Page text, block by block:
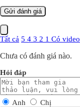
Tất cả 5 4 3 2 1 Có video
Chưa có đánh giá nào.
Hỏi đáp
Anh Chị